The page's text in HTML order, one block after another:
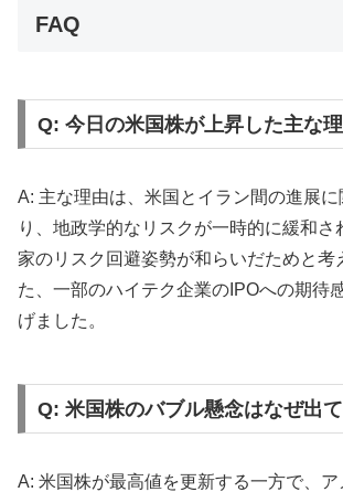
FAQ
Q: 今日の米国株が上昇した主な
A: 主な理由は、米国とイラン間の進展
り、地政学的なリスクが一時的に緩和さ
家のリスク回避姿勢が和らいだためと考
た、一部のハイテク企業のIPOへの期待
げました。
Q: 米国株のバブル懸念はなぜ出
A: 米国株が最高値を更新する一方で、